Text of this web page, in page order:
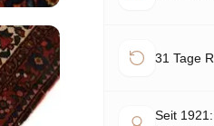
31 Tage
Seit